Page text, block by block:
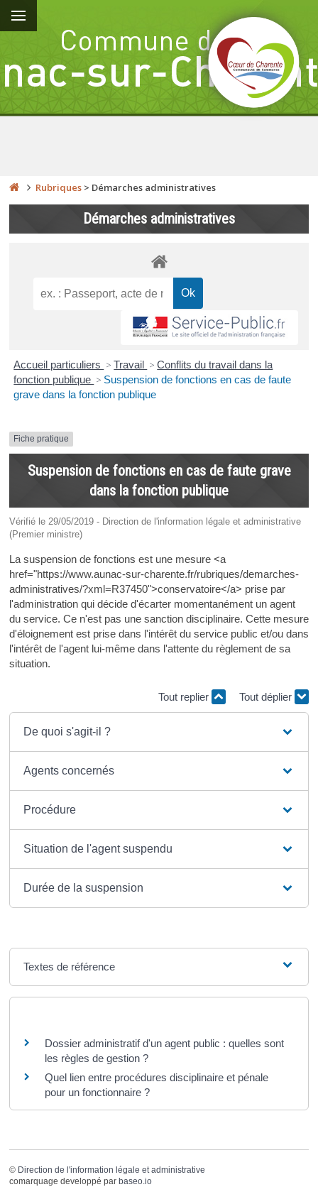
Rubriques > Démarches administratives
Démarches administratives
Accueil particuliers > Travail > Conflits du travail dans la
fonction publique > Suspension de fonctions en cas de faute
grave dans la fonction publique
Fiche pratique
Suspension de fonctions en cas de faute grave
dans la fonction publique
Vérifié le 29/05/2019 - Direction de l'information légale et administrative
(Premier ministre)
La suspension de fonctions est une mesure <a
href="https://www.aunac-sur-charente.fr/rubriques/demarches-
administratives/?xml=R37450">conservatoire</a> prise par
l'administration qui décide d'écarter momentanément un agent
du service. Ce n'est pas une sanction disciplinaire. Cette mesure
d'éloignement est prise dans l'intérêt du service public et/ou dans
l'intérêt de l'agent lui-même dans l'attente du règlement de sa
situation.
Tout replier Tout déplier
De quoi s'agit-il ?
Agents concernés
Procédure
Situation de l'agent suspendu
Durée de la suspension
Textes de référence
Dossier administratif d'un agent public : quelles sont
les règles de gestion ?
Quel lien entre procédures disciplinaire et pénale
pour un fonctionnaire ?
© Direction de l'information légale et administrative
comarquage developpé par baseo.io